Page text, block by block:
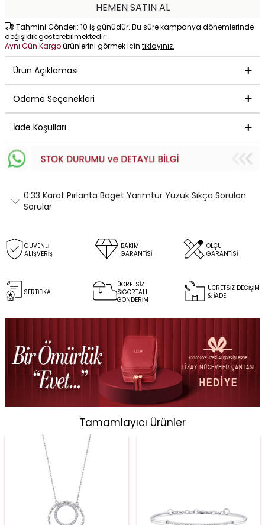
HEMEN SATIN AL
Tahmini Gönderi: 10 iş günüdür. Bu süre kampanya dönemlerinde
değişiklik gösterebilmektedir.
Aynı Gün Kargoürünlerini görmek için tıklayınız.
Ürün Açıklaması
Ödeme Seçenekleri
İade Koşulları
0.33 Karat Pırlanta Baget Yarımtur Yüzük Sıkça Sorulan
Sorular
GÜVENLİ
ALIŞVERİŞ
BAKIM
GARANTİSİ
ÖLÇÜ
GARANTİSİ
SERTİFİKA
ÜCRETSİZ
SİGORTALI
GÖNDERİM
ÜCRETSİZ DEĞİŞİM
& İADE
Tamamlayıcı Ürünler